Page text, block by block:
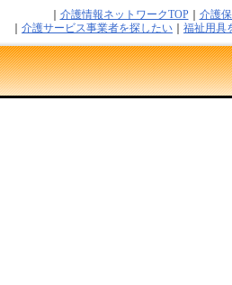
介護情報ネットワークTOP｜ 介護
介護サービス事業者を探したい 福祉用具